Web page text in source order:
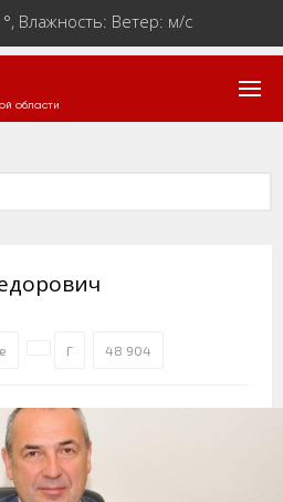
°, Влажность: Ветер: м/с
области
Г 48 904